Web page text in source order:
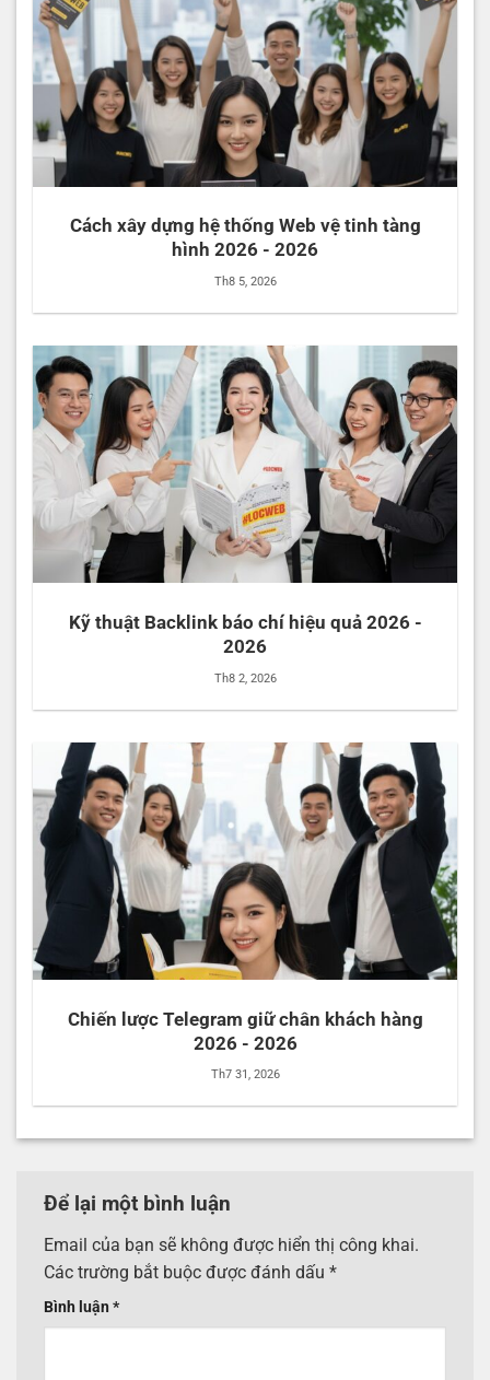
Cách xây dựng hệ thống Web vệ tinh tàng
hình 2026 - 2026
Th8 5, 2026
Kỹ thuật Backlink báo chí hiệu quả 2026 -
2026
Th8 2, 2026
Chiến lược Telegram giữ chân khách hàng
2026 - 2026
Th7 31, 2026
Để lại một bình luận
Email của bạn sẽ không được hiển thị công khai.
Các trường bắt buộc được đánh dấu *
Bình luận *